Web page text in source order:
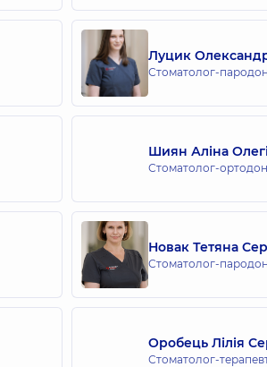
Луцик
Стоматолог-
Шиян Аліна
Стоматолог-
Новак Тетяна
Стоматолог-
Оробець Лілія
Стоматолог-